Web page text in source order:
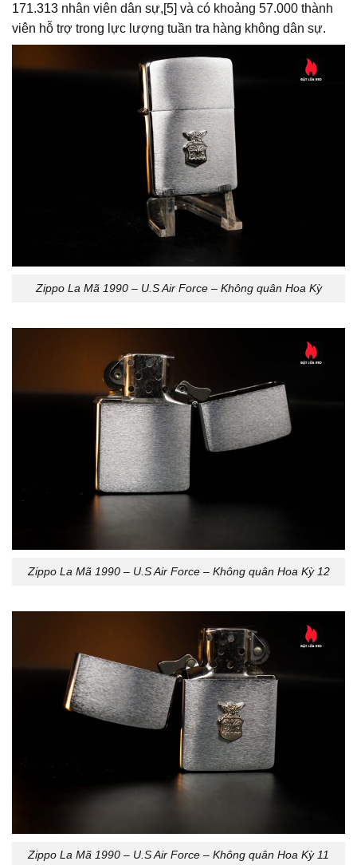
171.313 nhân viên dân sự,[5] và có khoảng 57.000 thành
viên hỗ trợ trong lực lượng tuần tra hàng không dân sự.
Zippo La Mã 1990 – U.S Air Force – Không quân Hoa Kỳ
Zippo La Mã 1990 – U.S Air Force – Không quân Hoa Kỳ 12
Zippo La Mã 1990 – U.S Air Force – Không quân Hoa Kỳ 11